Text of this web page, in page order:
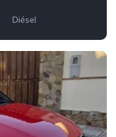
Diésel